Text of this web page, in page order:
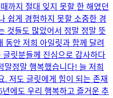
까지 절대 잊지 못할 한 해였던
쉽게 경험하지 못할 소중한 경
것들도 많았어서 정말 정말 뜻
동안 저희 아일릿과 함께 달려
글릿분들께 진심으로 감사하다
말정말 행복했습니다! 늘 저희
. 저도 글릿에게 힘이 되는 존재
에도 우리 행복하고 즐거운 추